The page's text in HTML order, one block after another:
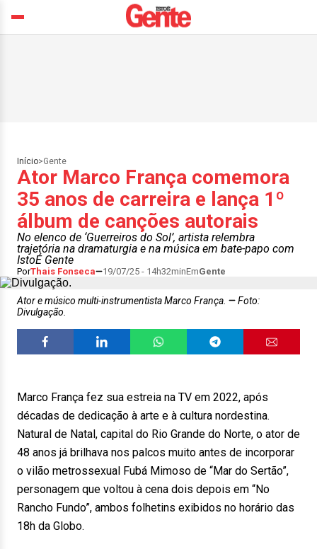
Início>Gente
Ator Marco França comemora
35 anos de carreira e lança 1º
álbum de canções autorais
No elenco de ‘Guerreiros do Sol’, artista relembra
trajetória na dramaturgia e na música em bate-papo com
IstoÉ Gente
PorThais Fonseca 19/07/25 - 14h32minEmGente
Ator e músico multi-instrumentista Marco França.
Foto:
Divulgação.
Marco França fez sua estreia na TV em 2022, após
décadas de dedicação à arte e à cultura nordestina.
Natural de Natal, capital do Rio Grande do Norte, o ator de
48 anos já brilhava nos palcos muito antes de incorporar
o vilão metrossexual Fubá Mimoso de “Mar do Sertão”,
personagem que voltou à cena dois depois em “No
Rancho Fundo”, ambos folhetins exibidos no horário das
18h da Globo.